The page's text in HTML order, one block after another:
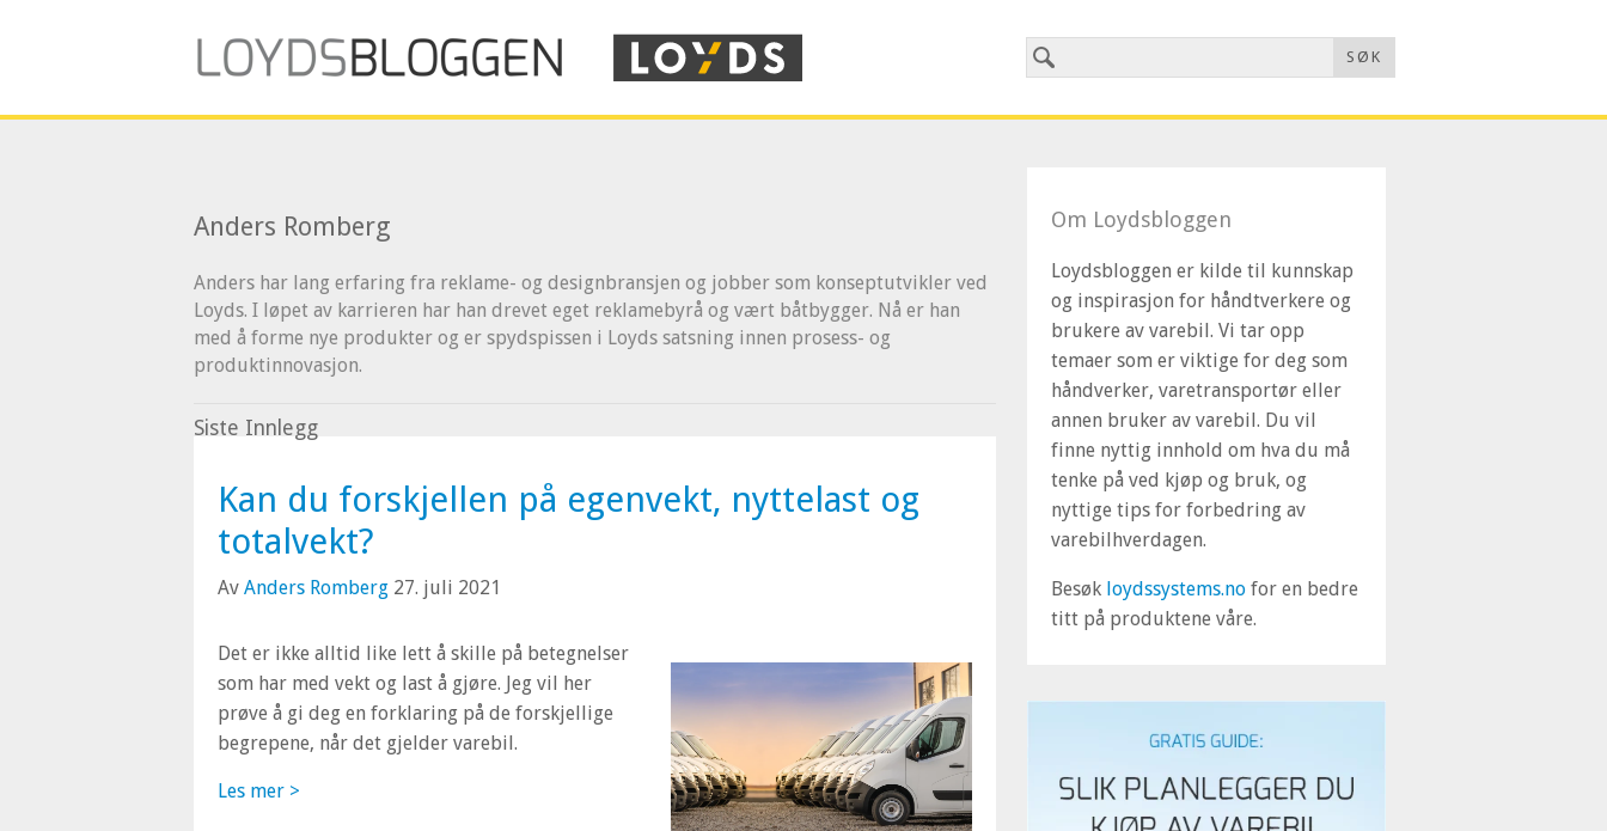
SØK
Anders Romberg
Anders har lang erfaring fra reklame- og designbransjen og jobber som konseptutvikler ved
Loyds. I løpet av karrieren har han drevet eget reklamebyrå og vært båtbygger. Nå er han
med å forme nye produkter og er spydspissen i Loyds satsning innen prosess- og
produktinnovasjon.
Siste Innlegg
Kan du forskjellen på egenvekt, nyttelast og
totalvekt?
Av Anders Romberg 27. juli 2021
Det er ikke alltid like lett å skille på betegnelser
som har med vekt og last å gjøre. Jeg vil her
prøve å gi deg en forklaring på de forskjellige
begrepene, når det gjelder varebil.
Les mer >
Om Loydsbloggen
Loydsbloggen er kilde til kunnskap
og inspirasjon for håndtverkere og
brukere av varebil. Vi tar opp
temaer som er viktige for deg som
håndverker, varetransportør eller
annen bruker av varebil. Du vil
finne nyttig innhold om hva du må
tenke på ved kjøp og bruk, og
nyttige tips for forbedring av
varebilhverdagen.
Besøk loydssystems.no for en bedre
titt på produktene våre.